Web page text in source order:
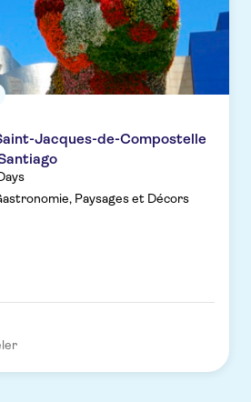
Jacques-de-Compostelle
Paysages et Décors